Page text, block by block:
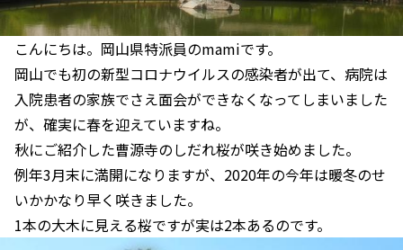
こんにちは。岡山県特派員のmamiです。
岡山でも初の新型コロナウイルスの感染者が出て、病院は
入院患者の家族でさえ面会ができなくなってしまいました
が、確実に春を迎えていますね。
秋にご紹介した曹源寺のしだれ桜が咲き始めました。
例年3月末に満開になりますが、2020年の今年は暖冬のせ
いかかなり早く咲きました。
1本の大木に見える桜ですが実は2本あるのです。